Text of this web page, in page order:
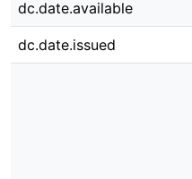
dc.date.available
dc.date.issued